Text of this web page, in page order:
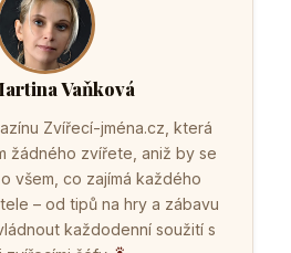
Vaňková
Zvířecí-jména.cz, která
žádného zvířete, aniž by se
všem, co zajímá každého
– od tipů na hry a zábavu
každodenní soužití s